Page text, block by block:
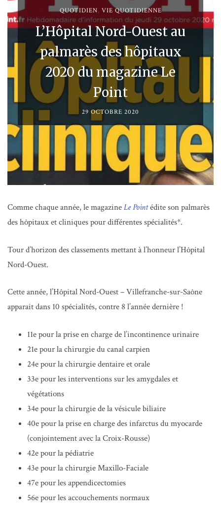
QUOTIDIEN, VIE QUOTIDIENNE
L’Hôpital Nord-Ouest au
palmarès des hôpitaux
2020 du magazine Le
Point
29 OCTOBRE 2020
Comme chaque année, le magazineLe Pointédite son palmarès
des hôpitaux et cliniques pour différentes spécialités*.
Tour d’horizon des classements mettant à l’honneur l’Hôpital
Nord-Ouest.
Cette année, l’Hôpital Nord-Ouest – Villefranche-sur-Saône
apparait dans 10 spécialités, contre 8 l’année dernière !
11e pour la prise en charge de l’incontinence urinaire
21e pour la chirurgie du canal carpien
24e pour la chirurgie dentaire et orale
33e pour les interventions sur les amygdales et
végétations
34e pour la chirurgie de la vésicule biliaire
40e pour la prise en charge des infarctus du myocarde
(conjointement avec la Croix-Rousse)
42e pour la pédiatrie
43e pour la chirurgie Maxillo-Faciale
47e pour les appendicectomies
56e pour les accouchements normaux